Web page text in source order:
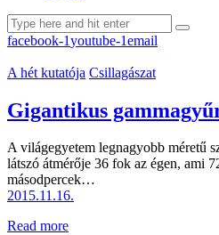
facebook-1youtube-1email
A hét kutatója Csillagászat
Gigantikus
A világegyetem legnagyobb méretű
látszó átmérője 36 fok az égen, ami
másodpercek…
2015.11.16.
Read more